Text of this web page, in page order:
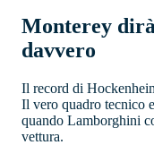
Monterey
davvero
Il record di
Il vero quadro tecnico
quando Lamborghini
vettura.